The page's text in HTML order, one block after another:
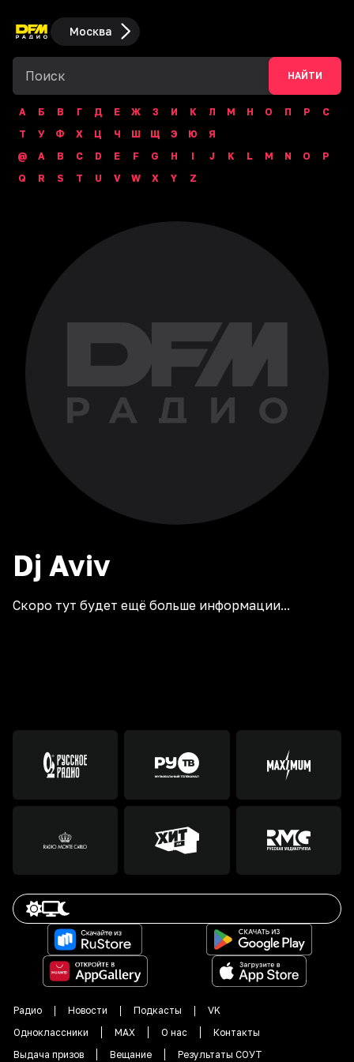
Москва
НАЙТИ
А Б В Г Д Е Ж З И К Л М Н О П Р
С
Т
У Ф Х Ц Ч Ш Щ Э Ю
Я
@
A B C D E F G H I J K L M N O
P
Q
R S T U V W X Y Z
Dj Aviv
Скоро тут будет ещё больше информации...
Радио Новости Подкасты
VK
Одноклассники
MAX О нас
Контакты
Выдача призов
Вещание Результаты СОУТ